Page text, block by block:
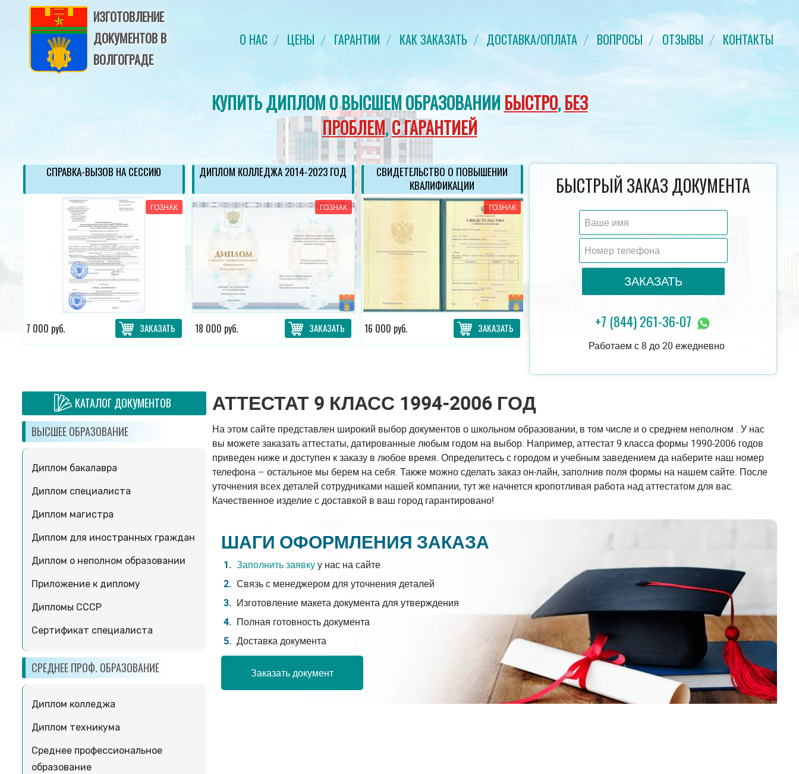
ИЗГОТОВЛЕНИЕ
ДОКУМЕНТОВ В
ВОЛГОГРАДЕ
О НАС ЦЕНЫ ГАРАНТИИ КАК ЗАКАЗАТЬ ДОСТАВКА/ОПЛАТА ВОПРОСЫ ОТЗЫВЫ КОНТАКТЫ
КУПИТЬ ДИПЛОМ О ВЫСШЕМ ОБРАЗОВАНИИБЫСТРО,БЕЗ
ПРОБЛЕМ,С ГАРАНТИЕЙ
СПРАВКА-ВЫЗОВ НА СЕССИЮ
ГОЗНАК
7 000 руб. ЗАКАЗАТЬ
ДИПЛОМ КОЛЛЕДЖА 2014-2023 ГОД
ГОЗНАК
18 000 руб. ЗАКАЗАТЬ
СВИДЕТЕЛЬСТВО О ПОВЫШЕНИИ
КВАЛИФИКАЦИИ
ГОЗНАК
16 000 руб. ЗАКАЗАТЬ
ДИПЛОМ БАКАЛАВРА 2011-2013 ГОД
ЗАКАЗАТЬ
СВИДЕТЕЛЬСТВО О
16 000 руб.
БЫСТРЫЙ ЗАКАЗ ДОКУМЕНТА
ЗАКАЗАТЬ
+7 (844) 261-36-07
Работаем с 8 до 20 ежедневно
КАТАЛОГ ДОКУМЕНТОВ
ВЫСШЕЕ ОБРАЗОВАНИЕ
Диплом бакалавра
Диплом специалиста
Диплом магистра
Диплом для иностранных граждан
Диплом о неполном образовании
Приложение к диплому
Дипломы СССР
Сертификат специалиста
СРЕДНЕЕ ПРОФ. ОБРАЗОВАНИЕ
Диплом колледжа
Диплом техникума
Среднее профессиональное
образование
АТТЕСТАТ 9 КЛАСС 1994-2006 ГОД
На этом сайте представлен широкий выбор документов о школьном образовании, в том числе и о среднем неполном . У нас
вы можете заказать аттестаты, датированные любым годом на выбор. Например, аттестат 9 класса формы 1990-2006 годов
приведен ниже и доступен к заказу в любое время. Определитесь с городом и учебным заведением да наберите наш номер
телефона – остальное мы берем на себя. Также можно сделать заказ он-лайн, заполнив поля формы на нашем сайте. После
уточнения всех деталей сотрудниками нашей компании, тут же начнется кропотливая работа над аттестатом для вас.
Качественное изделие с доставкой в ваш город гарантировано!
ШАГИ ОФОРМЛЕНИЯ ЗАКАЗА
Заполнить заявкуу нас на сайте
Связь с менеджером для уточнения деталей
Изготовление макета документа для утверждения
Полная готовность документа
Доставка документа
Заказать документ